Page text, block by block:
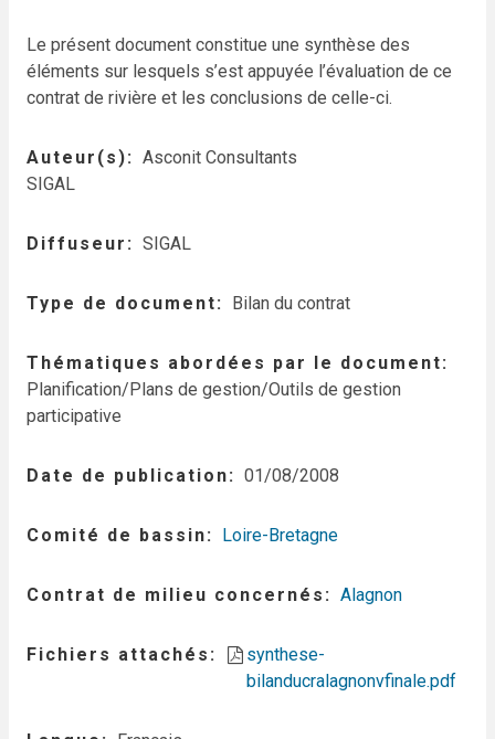
Le présent document constitue une synthèse des
éléments sur lesquels s’est appuyée l’évaluation de ce
contrat de rivière et les conclusions de celle-ci.
Auteur(s)
Asconit Consultants
SIGAL
Diffuseur SIGAL
Type de document Bilan du contrat
Thématiques abordées par le document
Planification/Plans de gestion/Outils de gestion
participative
Date de publication 01/08/2008
Comité de bassin Loire-Bretagne
Contrat de milieu concernés Alagnon
Fichiers attachés
synthese-
bilanducralagnonvfinale.pdf